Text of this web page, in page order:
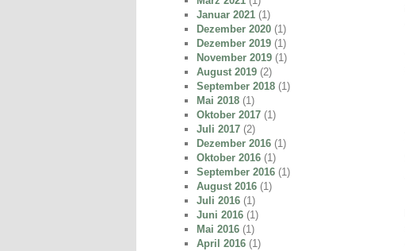
Januar 2021 (1)
Dezember 2020 (1)
Dezember 2019 (1)
November 2019 (1)
August 2019 (2)
September 2018 (1)
Mai 2018 (1)
Oktober 2017 (1)
Juli 2017 (2)
Dezember 2016 (1)
Oktober 2016 (1)
September 2016 (1)
August 2016 (1)
Juli 2016 (1)
Juni 2016 (1)
Mai 2016 (1)
April 2016 (1)